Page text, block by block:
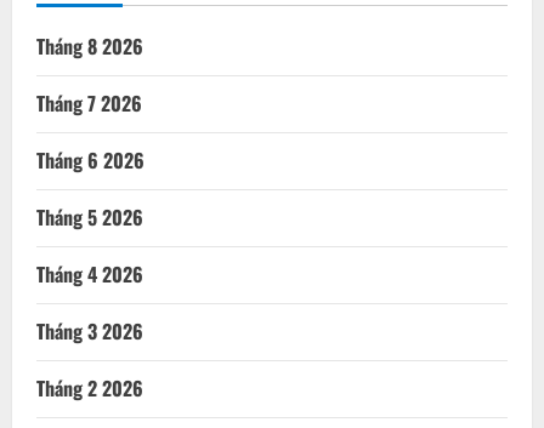
Tháng 8 2026
Tháng 7 2026
Tháng 6 2026
Tháng 5 2026
Tháng 4 2026
Tháng 3 2026
Tháng 2 2026